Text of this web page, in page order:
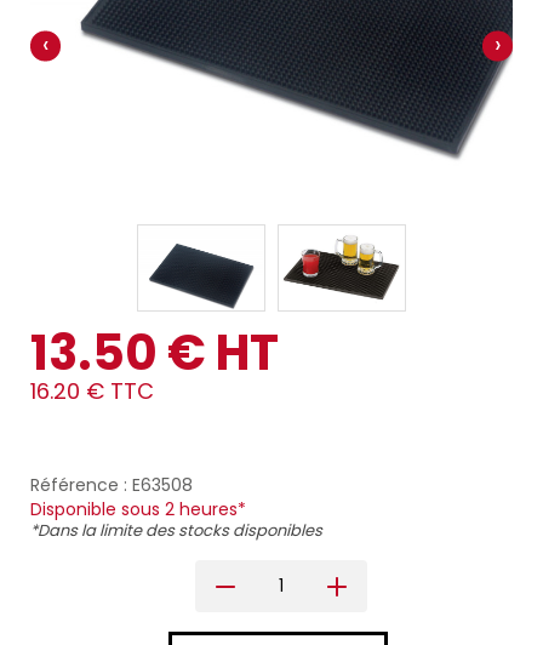
‹ ›
13.50 € HT
16.20 € TTC
Référence : E63508
Disponible sous 2 heures*
*Dans la limite des stocks disponibles